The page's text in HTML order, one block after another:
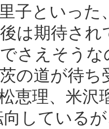
子といっ
は期待さ
さえそう
の道が待
恵理、米沢
向している